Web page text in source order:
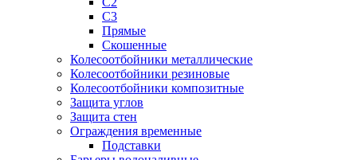
С3
Прямые
Скошенные
Колесоотбойники металлические
Колесоотбойники резиновые
Колесоотбойники композитные
Защита углов
Защита стен
Ограждения временные
Подставки